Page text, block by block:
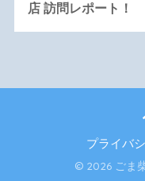
店 訪問レポート！
プライバ
© 2026 ごま